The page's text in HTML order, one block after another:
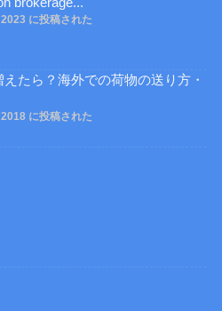
brokerage...
に投稿された
たら？海外での荷物の送り方・
に投稿された